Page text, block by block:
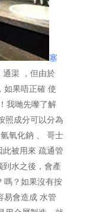
塞
渠 ，但由於
如果唔正確 使
我哋先嚟了解
照成分可以分為
氧化鈉 、 哥士
被用來 疏通管
水之後，會產
嗎？如果沒有按
易會造成 水管